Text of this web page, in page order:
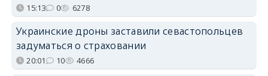
15:13 0 6278
Украинские дроны заставили севастопольцев
задуматься о страховании
20:01 10 4666